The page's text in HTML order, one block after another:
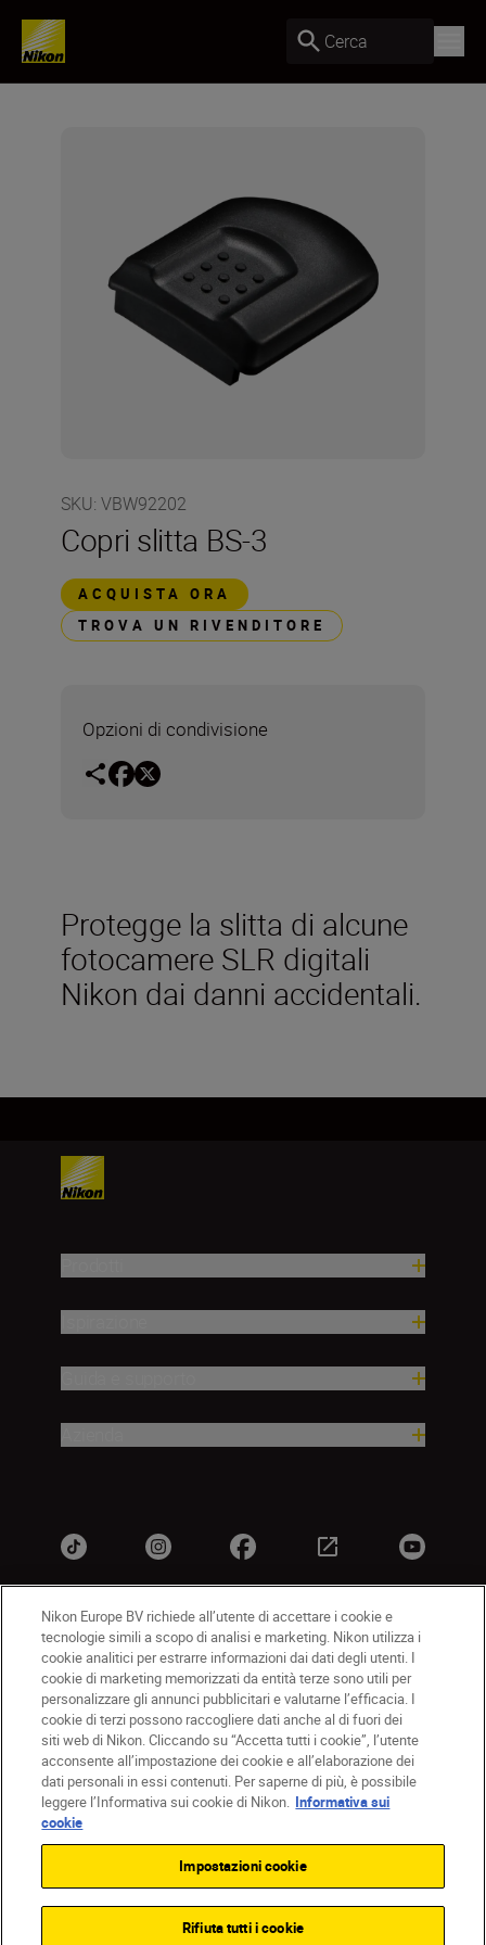
Cerca
SKU: VBW92202
Copri slitta BS-3
ACQUISTA ORA
TROVA UN RIVENDITORE
Opzioni di condivisione
Protegge la slitta di alcune
fotocamere SLR digitali
Nikon dai danni accidentali.
IT Nikon Sites
Contattateci
Informativa sulla privacy
Termini di utilizzo
Informativa sui cookie
Impostazioni dei cookie
© 2026 Nikon
Nikon Europe BV richiede all’utente di accettare i cookie e
tecnologie simili a scopo di analisi e marketing. Nikon utilizza i
cookie analitici per estrarre informazioni dai dati degli utenti. I
cookie di marketing memorizzati da entità terze sono utili per
personalizzare gli annunci pubblicitari e valutarne l’efficacia. I
cookie di terzi possono raccogliere dati anche al di fuori dei
siti web di Nikon. Cliccando su “Accetta tutti i cookie”, l’utente
acconsente all’impostazione dei cookie e all’elaborazione dei
dati personali in essi contenuti. Per saperne di più, è possibile
leggere l’Informativa sui cookie di Nikon. Informativa sui
cookie
Impostazioni cookie
Rifiuta tutti i cookie